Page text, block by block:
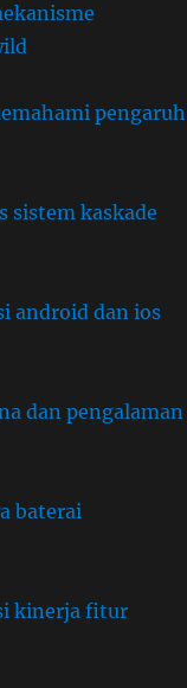
pengaruh
sistem kaskade
android dan ios
dan pengalaman
baterai
kinerja fitur